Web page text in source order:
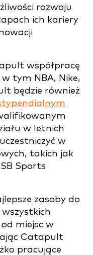
rozwoju
ich kariery
współpracę
tym NBA, Nike,
będzie również
w letnich
w
takich jak
Sports
zasoby do
wszystkich
miejsc w
Catapult
pracujące